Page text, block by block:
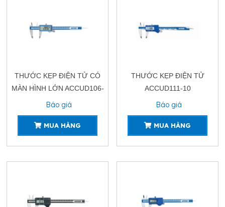
THƯỚC KẸP ĐIỆN TỬ CÓ
MÀN HÌNH LỚN ACCUD106-
21
Báo giá
MUA HÀNG
THƯỚC KẸP ĐIỆN TỬ
ACCUD111-10
Báo giá
MUA HÀNG